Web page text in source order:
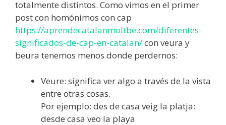
totalmente distintos. Como vimos en el primer
post con homónimos con cap
https://aprendecatalanmoltbe.com/diferentes-
significados-de-cap-en-catalan/con veura y
beura tenemos menos donde perdernos:
Veure: significa ver algo a través de la vista
entre otras cosas.
Por ejemplo: des de casa veig la platja:
desde casa veo la playa